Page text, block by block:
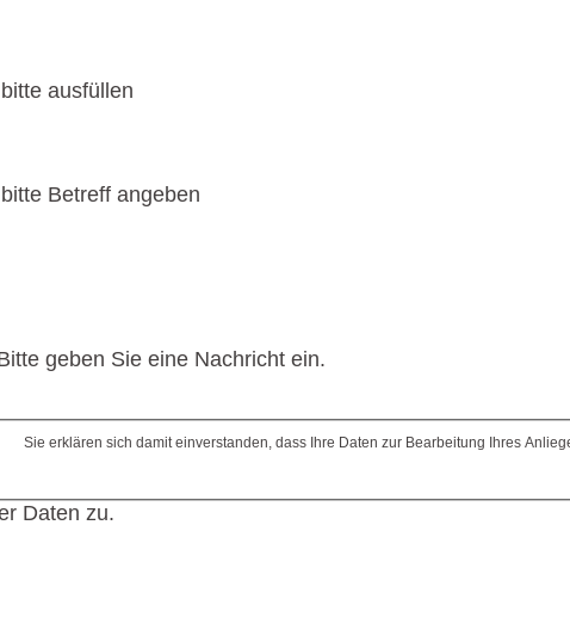
bitte ausfüllen
bitte Betreff angeben
geben Sie eine Nachricht ein.
Sie erklären sich damit einverstanden, dass Ihre Daten zur Bearbeitung Ihres
Daten zu.